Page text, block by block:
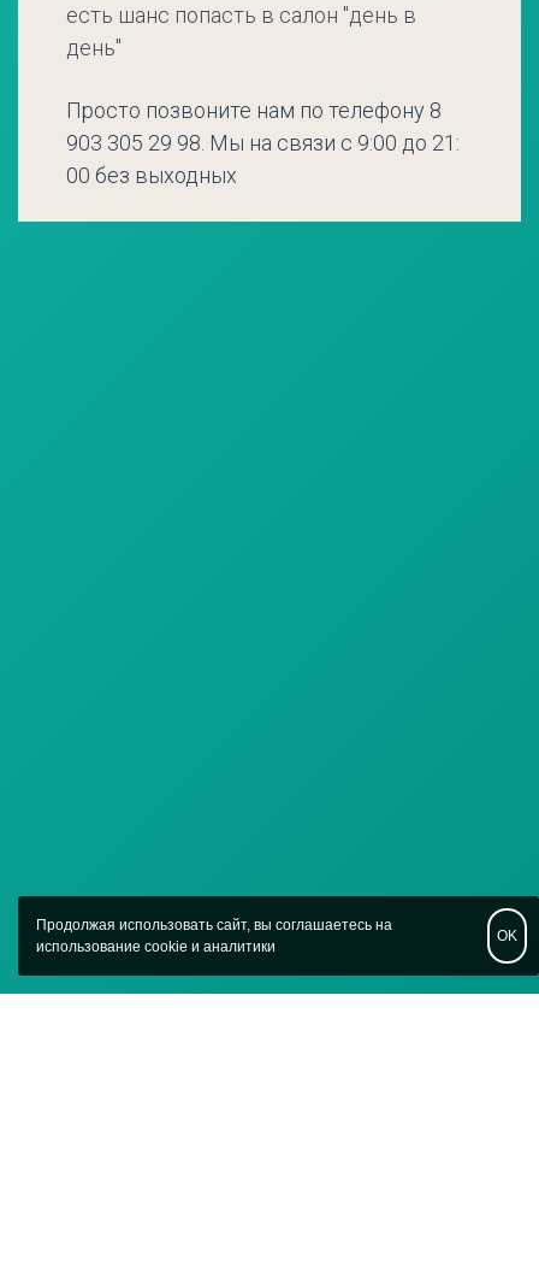
есть шанс попасть в салон "день в
день"
Просто позвоните нам по телефону 8
903 305 29 98. Мы на связи с 9:00 до 21:
00 без выходных
Продолжая использовать сайт, вы соглашаетесь на
использование cookie и аналитики
OK